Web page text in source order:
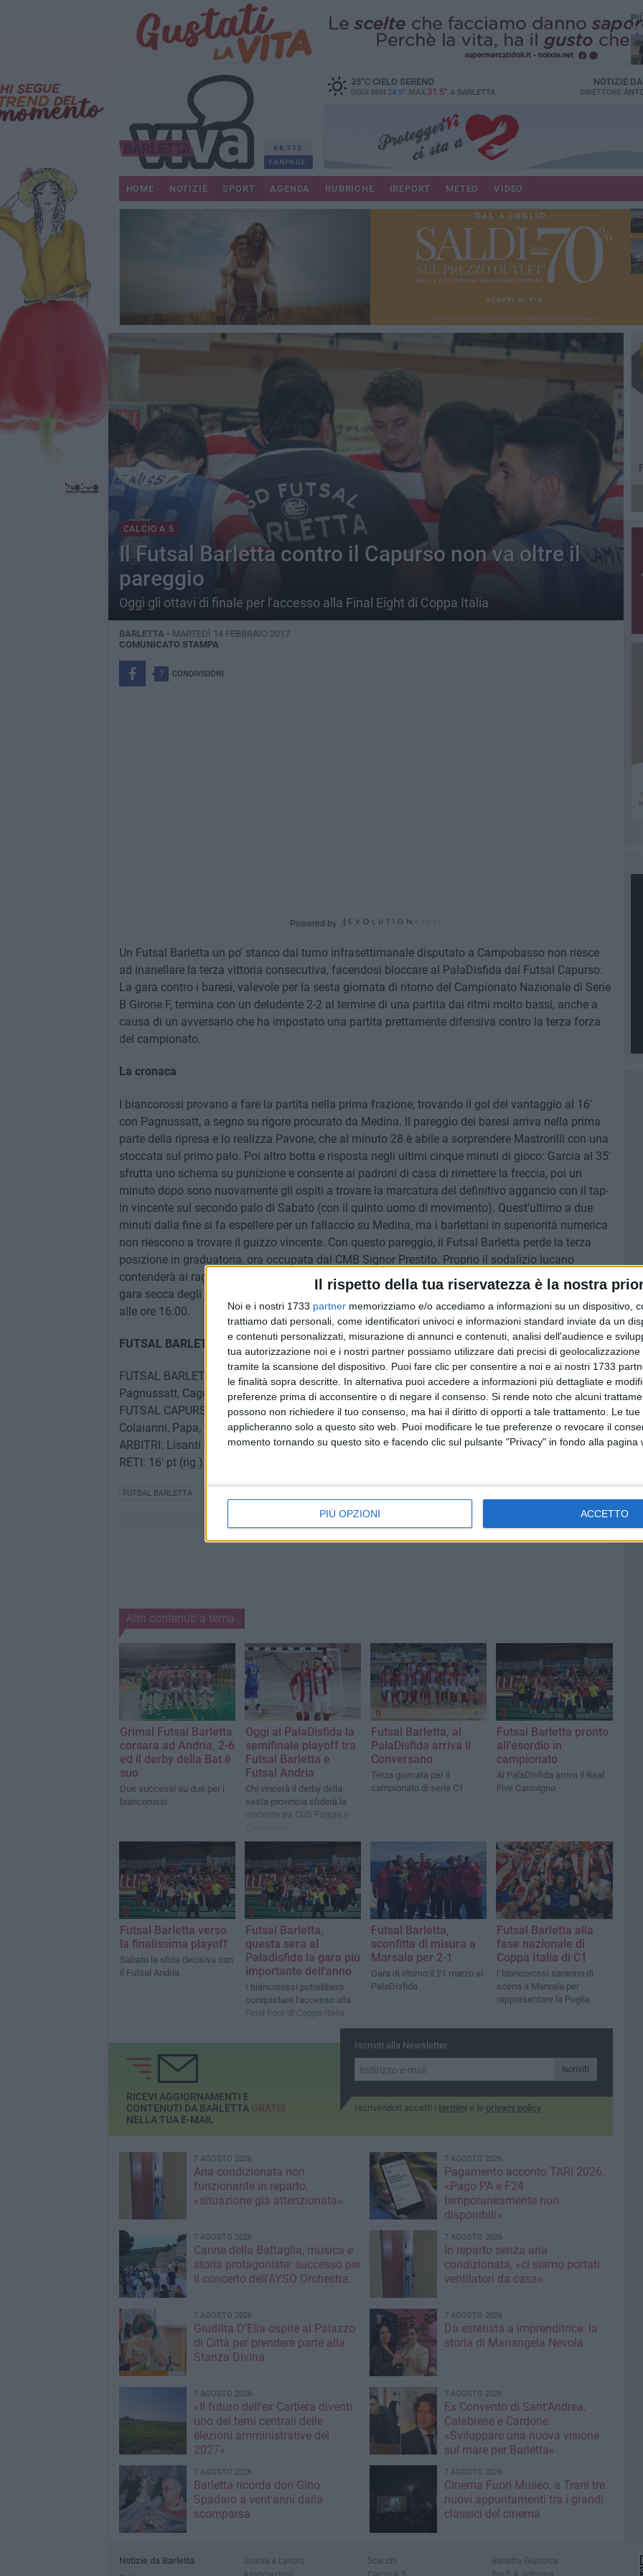
Il rispetto della tua riservatezza è la nostra
Noi e i nostri 1733 partner memorizziamo e/o accediamo a informazioni su un dispositivo,
trattiamo dati personali, come identificatori univoci e informazioni standard inviate da un
e contenuti personalizzati, misurazione di annunci e contenuti, analisi dell'audience e
tua autorizzazione noi e i nostri partner possiamo utilizzare dati precisi di
tramite la scansione del dispositivo. Puoi fare clic per consentire a noi e ai nostri 1733
le finalità sopra descritte. In alternativa puoi accedere a informazioni più dettagliate e
preferenze prima di acconsentire o di negare il consenso. Si rende noto che alcuni
possono non richiedere il tuo consenso, ma hai il diritto di opporti a tale trattamento. Le
applicheranno solo a questo sito web. Puoi modificare le tue preferenze o revocare il
momento tornando su questo sito e facendo clic sul pulsante "Privacy" in fondo alla pagina
PIÙ OPZIONI ACCETTO
68.713
FANPAGE
35°CCIELO SERENO
OGGI MIN 24.5° MAX 31.5° A BARLETTA
NOTIZIE
DIRETTORE
HOME NOTIZIE SPORT AGENDA RUBRICHE IREPORT METEO VIDEO
CALCIO A 5
Il Futsal Barletta contro il Capurso non va oltre il
pareggio
Oggi gli ottavi di finale per l'accesso alla Final Eight di Coppa Italia
BARLETTA - MARTEDÌ 14 FEBBRAIO 2017
COMUNICATO STAMPA
7 CONDIVISIONI
Powered by
Un Futsal Barletta un po' stanco dal turno infrasettimanale disputato a Campobasso non riesce
ad inanellare la terza vittoria consecutiva, facendosi bloccare al PalaDisfida dal Futsal Capurso.
La gara contro i baresi, valevole per la sesta giornata di ritorno del Campionato Nazionale di Serie
B Girone F, termina con un deludente 2-2 al termine di una partita dai ritmi molto bassi, anche a
causa di un avversario che ha impostato una partita prettamente difensiva contro la terza forza
del campionato.
La cronaca
I biancorossi provano a fare la partita nella prima frazione, trovando il gol del vantaggio al 16'
con Pagnussatt, a segno su rigore procurato da Medina. Il pareggio dei baresi arriva nella prima
parte della ripresa e lo realizza Pavone, che al minuto 28 è abile a sorprendere Mastrorilli con una
stoccata sul primo palo. Poi altro botta e risposta negli ultimi cinque minuti di gioco: Garcia al 35'
sfrutta uno schema su punizione e consente ai padroni di casa di rimettere la freccia, poi un
minuto dopo sono nuovamente gli ospiti a trovare la marcatura del definitivo aggancio con il tap-
in vincente sul secondo palo di Sabato (con il quinto uomo di movimento). Quest'ultimo a due
minuti dalla fine si fa espellere per un fallaccio su Medina, ma i barlettani in superiorità numerica
non riescono a trovare il guizzo vincente. Con questo pareggio, il Futsal Barletta perde la terza
posizione in graduatoria, ora occupata dal CMB Signor Prestito. Proprio il sodalizio lucano
contenderà ai ragazzi di Ferrazzano l'accesso alla prestigiosa Final Eight di Coppa Italia, nella
gara secca degli ottavi di finale che verrà disputata, al PalaDisfida, oggi - martedi 14 febbraio -
alle ore 16:00.
FUTSAL BARLETTA-FUTSAL CAPURSO 2-2
FUTSAL BARLETTA: Mastrorilli, Fiorentino, Bruno, Otero, Laporta, Iodice, Medina, Garcia, Scardua,
Pagnussatt, Caggia, Achille. All. Ferrazzano
FUTSAL CAPURSO: Frisone, Diprizio, De Mola, Zerbini, Dammacco, Bove, Sabato, Squeo,
Colaianni, Papa, Pavone, Ritorno. All. Squillace
ARBITRI: Lisanti di Matera e Lamanuzzi di Molfetta
RETI: 16' pt (rig.) Pagnussatt, 8' st Pavone, 15' st Garcia, 16' st Sabato
FUTSAL BARLETTA
Altri contenuti a tema
Grimal Futsal Barletta
corsara ad Andria, 2-6
ed il derby della Bat è
suo
Due successi su due per i
biancorossi
Oggi al PalaDisfida la
semifinale playoff tra
Futsal Barletta e
Futsal Andria
Chi vincerà il derby della
sesta provincia sfiderà la
vincente tra CUS Foggia e
Futsal Barletta, al
PalaDisfida arriva il
Conversano
Terza giornata per il
campionato di serie C1
Futsal Barletta pronto
all'esordio in
campionato
Al PalaDisfida arriva il Real
Five Carovigno
Futsal Barletta verso
la finalissima playoff
Sabato la sfida decisiva con
il Futsal Andria
Futsal Barletta,
questa sera al
Paladisfida la gara più
importante dell'anno
I biancorossi potrebbero
conquistare l'accesso alla
Final Four di Coppa Italia
Futsal Barletta,
sconfitta di misura a
Marsala per 2-1
Gara di ritorno il 21 marzo al
PalaDisfida
​Futsal Barletta alla
fase nazionale di
Coppa Italia di C1
I biancorossi saranno di
scena a Marsala per
rappresentare la Puglia
Iscriviti alla Newsletter
Iscriviti
Iscrivendoti accetti i termini e la privacy policy
RICEVI AGGIORNAMENTI E
CONTENUTI DA BARLETTA GRATIS
NELLA TUA E-MAIL
7 AGOSTO 2026
Aria condizionata non
funzionante in reparto,
«situazione già attenzionata»
7 AGOSTO 2026
Pagamento acconto TARI 2026,
«Pago PA e F24
temporaneamente non
disponibili»
7 AGOSTO 2026
Canne della Battaglia, musica e
storia protagoniste: successo per
il concerto dell’AYSO Orchestra
7 AGOSTO 2026
In reparto senza aria
condizionata, «ci siamo portati
ventilatori da casa»
7 AGOSTO 2026
Giuditta D’Elia ospite al Palazzo
di Città per prendere parte alla
Stanza Divina
7 AGOSTO 2026
Da estetista a imprenditrice: la
storia di Mariangela Nevola
7 AGOSTO 2026
«Il futuro dell'ex Cartiera diventi
uno dei temi centrali delle
elezioni amministrative del
2027»
7 AGOSTO 2026
Ex Convento di Sant'Andrea,
Calabrese e Cardone:
«Sviluppare una nuova visione
sul mare per Barletta»
7 AGOSTO 2026
Barletta ricorda don Gino
Spadaro a vent’anni dalla
scomparsa
7 AGOSTO 2026
Cinema Fuori Museo, a Trani tre
nuovi appuntamenti tra i grandi
classici del cinema
Notizie da Barletta
Scuola e Lavoro
Scacchi
Barletta Giuridica